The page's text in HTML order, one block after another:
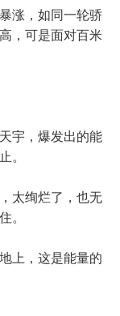
涨，如同一轮骄
，可是面对百米
宇，爆发出的能
。
太绚烂了，也无
。
上，这是能量的